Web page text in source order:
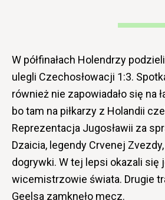
W półfinałach Holendrzy
ulegli Czechosłowacji 1:3.
również nie zapowiadało się na
bo tam na piłkarzy z Holandii
Reprezentacja Jugosławii za
Dzaicia, legendy Crvenej
dogrywki. W tej lepsi okazali się
wicemistrzowie świata. Drugie
Geelsa zamknęło mecz.